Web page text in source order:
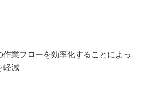
作業フローを効率化することによっ
軽減